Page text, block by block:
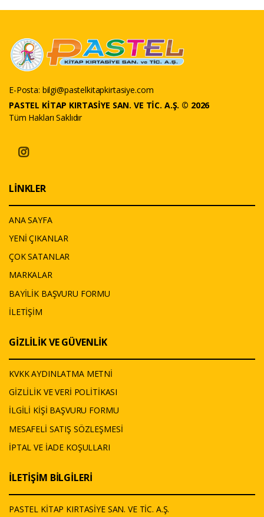
E-Posta: bilgi@pastelkitapkirtasiye.com
PASTEL KİTAP KIRTASİYE SAN. VE TİC. A.Ş. © 2026
Tüm Hakları Saklıdır
LİNKLER
ANA SAYFA
YENİ ÇIKANLAR
ÇOK SATANLAR
MARKALAR
BAYİLİK BAŞVURU FORMU
İLETİŞİM
GİZLİLİK VE GÜVENLİK
KVKK AYDINLATMA METNİ
GİZLİLİK VE VERİ POLİTİKASI
İLGİLİ KİŞİ BAŞVURU FORMU
MESAFELİ SATIŞ SÖZLEŞMESİ
İPTAL VE İADE KOŞULLARI
İLETİŞİM BİLGİLERİ
PASTEL KİTAP KIRTASİYE SAN. VE TİC. A.Ş.